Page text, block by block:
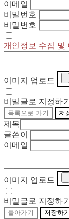
이메일
비밀번호
비밀번호
개인정보 수집 및
이미지 업로드
비밀글로 지정하기
목록으로 가기 저
제목
글쓴이
이메일
이미지 업로드
비밀글로 지정하기
돌아가기 저장하기